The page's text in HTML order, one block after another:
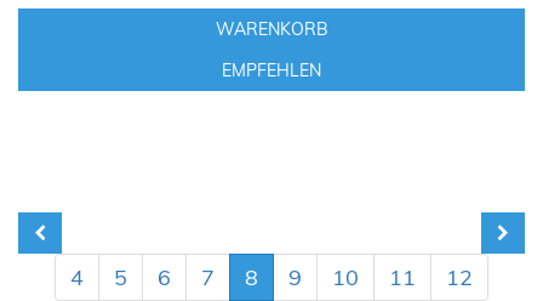
WARENKORB
EMPFEHLEN
4 5 6 7 8 9 10 11 12